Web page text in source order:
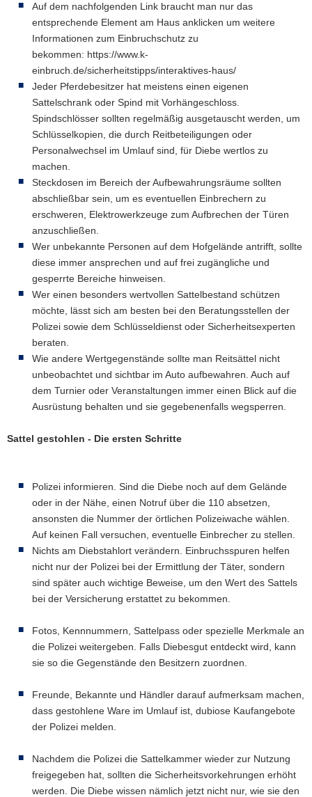
Auf dem nachfolgenden Link braucht man nur das
entsprechende Element am Haus anklicken um weitere
Informationen zum Einbruchschutz zu
bekommen: https://www.k-
einbruch.de/sicherheitstipps/interaktives-haus/
Jeder Pferdebesitzer hat meistens einen eigenen
Sattelschrank oder Spind mit Vorhängeschloss.
Spindschlösser sollten regelmäßig ausgetauscht werden, um
Schlüsselkopien, die durch Reitbeteiligungen oder
Personalwechsel im Umlauf sind, für Diebe wertlos zu
machen.
Steckdosen im Bereich der Aufbewahrungsräume sollten
abschließbar sein, um es eventuellen Einbrechern zu
erschweren, Elektrowerkzeuge zum Aufbrechen der Türen
anzuschließen.
Wer unbekannte Personen auf dem Hofgelände antrifft, sollte
diese immer ansprechen und auf frei zugängliche und
gesperrte Bereiche hinweisen.
Wer einen besonders wertvollen Sattelbestand schützen
möchte, lässt sich am besten bei den Beratungsstellen der
Polizei sowie dem Schlüsseldienst oder Sicherheitsexperten
beraten.
Wie andere Wertgegenstände sollte man Reitsättel nicht
unbeobachtet und sichtbar im Auto aufbewahren. Auch auf
dem Turnier oder Veranstaltungen immer einen Blick auf die
Ausrüstung behalten und sie gegebenenfalls wegsperren.
Sattel gestohlen - Die ersten Schritte
Polizei informieren. Sind die Diebe noch auf dem Gelände
oder in der Nähe, einen Notruf über die 110 absetzen,
ansonsten die Nummer der örtlichen Polizeiwache wählen.
Auf keinen Fall versuchen, eventuelle Einbrecher zu stellen.
Nichts am Diebstahlort verändern. Einbruchsspuren helfen
nicht nur der Polizei bei der Ermittlung der Täter, sondern
sind später auch wichtige Beweise, um den Wert des Sattels
bei der Versicherung erstattet zu bekommen.
Fotos, Kennnummern, Sattelpass oder spezielle Merkmale an
die Polizei weitergeben. Falls Diebesgut entdeckt wird, kann
sie so die Gegenstände den Besitzern zuordnen.
Freunde, Bekannte und Händler darauf aufmerksam machen,
dass gestohlene Ware im Umlauf ist, dubiose Kaufangebote
der Polizei melden.
Nachdem die Polizei die Sattelkammer wieder zur Nutzung
freigegeben hat, sollten die Sicherheitsvorkehrungen erhöht
werden. Die Diebe wissen nämlich jetzt nicht nur, wie sie den